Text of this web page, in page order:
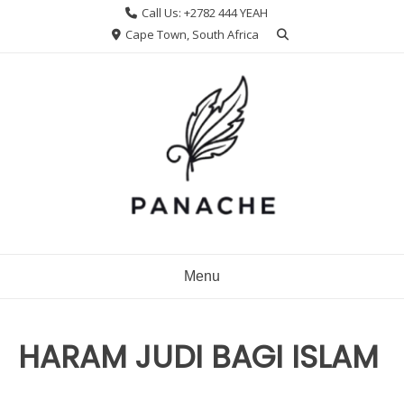
Call Us: +2782 444 YEAH
Cape Town, South Africa
Menu
HARAM JUDI BAGI ISLAM